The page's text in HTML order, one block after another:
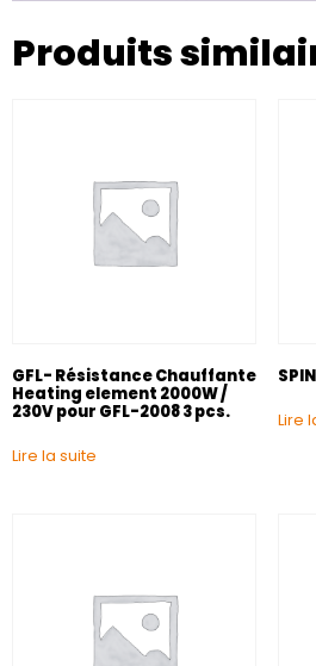
Produits
GFL- Résistance Chauffante
Heating element 2000W /
230V pour GFL-2008 3 pcs.
Lire la suite
Lire